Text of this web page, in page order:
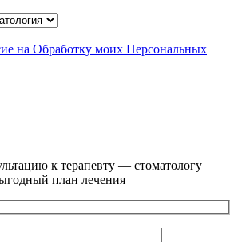
на Обработку моих Персональных
к терапевту — стоматологу
план лечения